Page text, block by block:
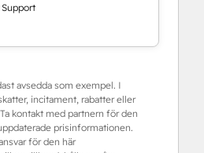
avsedda som exempel. I
incitament, rabatter eller
kontakt med partnern för den
prisinformationen.
för den här